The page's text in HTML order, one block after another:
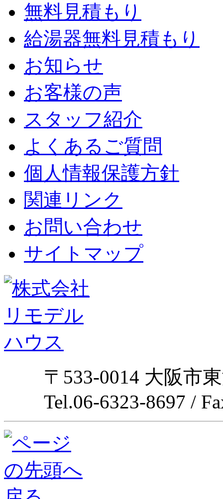
無料見積もり
給湯器無料見積もり
お知らせ
お客様の声
スタッフ紹介
よくあるご質問
個人情報保護方針
関連リンク
お問い合わせ
サイトマップ
〒533-0014 大阪市
Tel.06-6323-8697 /